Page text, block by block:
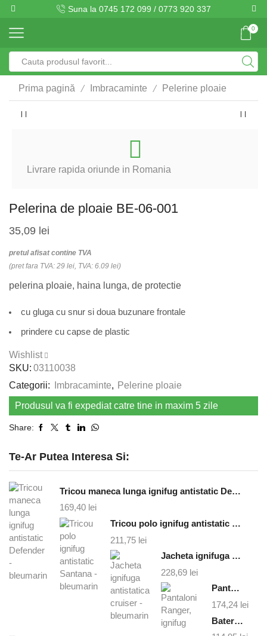
Suna la 0745 172 099 / 0773 920 337
0
Prima pagină / Imbracaminte / Pelerine ploaie
Livrare rapida oriunde in Romania
Pelerina de ploaie BE-06-001
35,09 lei
pretul afisat contine TVA
(pret fara TVA: 29 lei, TVA: 6.09 lei)
pelerina ploaie, haina lunga, de protectie
cu gluga cu snur si doua buzunare frontale
prindere cu capse de plastic
Wishlist
SKU: 03110038
Categorii:
Imbracaminte, Pelerine ploaie
Produsul va fi expediat catre tine in maxim 5 zile
Share:
Te-Ar Putea Interesa Si:
Tricou maneca lunga ignifug antistatic Defender - bleumarin
169,40 lei
Tricou polo ignifug antistatic Santana - bleumarin
211,75 lei
Jacheta ignifuga antistatica cruiser - bleumarin
228,69 lei
Pantaloni Ranger, ignifug
174,24 lei
Baterie externa magsafe 10000 mAh